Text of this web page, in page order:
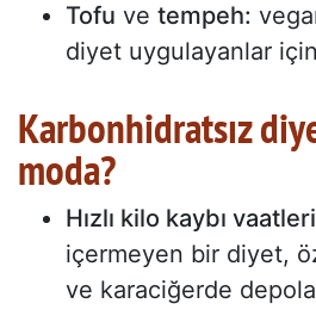
Tofu ve tempeh:
diyet uygulayanlar
Karbonhidratsız
moda?
Hızlı kilo kaybı
içermeyen bir diyet,
ve karaciğerde